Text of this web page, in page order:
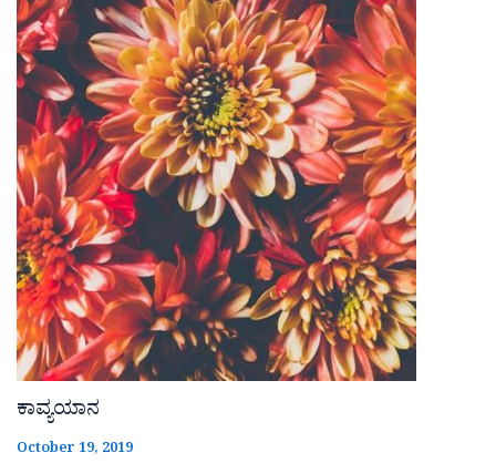
ಕಾವ್ಯಯಾನ
October 19, 2019